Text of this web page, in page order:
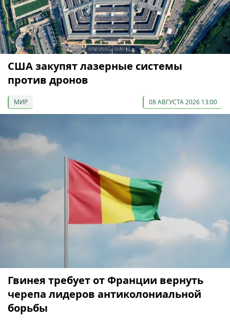
США закупят лазерные системы
против дронов
МИР 08 АВГУСТА 2026 13:00
Гвинея требует от Франции вернуть
черепа лидеров антиколониальной
борьбы